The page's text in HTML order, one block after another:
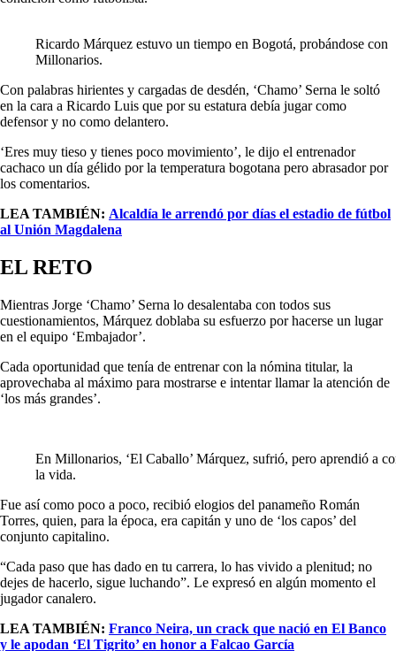
Ricardo Márquez estuvo un tiempo en Bogotá, probándose con
Millonarios.
Con palabras hirientes y cargadas de desdén, ‘Chamo’ Serna le soltó
en la cara a Ricardo Luis que por su estatura debía jugar como
defensor y no como delantero.
‘Eres muy tieso y tienes poco movimiento’, le dijo el entrenador
cachaco un día gélido por la temperatura bogotana pero abrasador por
los comentarios.
LEA TAMBIÉN: Alcaldía le arrendó por días el estadio de fútbol
al Unión Magdalena
EL RETO
Mientras Jorge ‘Chamo’ Serna lo desalentaba con todos sus
cuestionamientos, Márquez doblaba su esfuerzo por hacerse un lugar
en el equipo ‘Embajador’.
Cada oportunidad que tenía de entrenar con la nómina titular, la
aprovechaba al máximo para mostrarse e intentar llamar la atención de
‘los más grandes’.
En Millonarios, ‘El Caballo’ Márquez, sufrió, pero aprendió a
la vida.
Fue así como poco a poco, recibió elogios del panameño Román
Torres, quien, para la época, era capitán y uno de ‘los capos’ del
conjunto capitalino.
“Cada paso que has dado en tu carrera, lo has vivido a plenitud; no
dejes de hacerlo, sigue luchando”. Le expresó en algún momento el
jugador canalero.
LEA TAMBIÉN: Franco Neira, un crack que nació en El Banco
y le apodan ‘El Tigrito’ en honor a Falcao García